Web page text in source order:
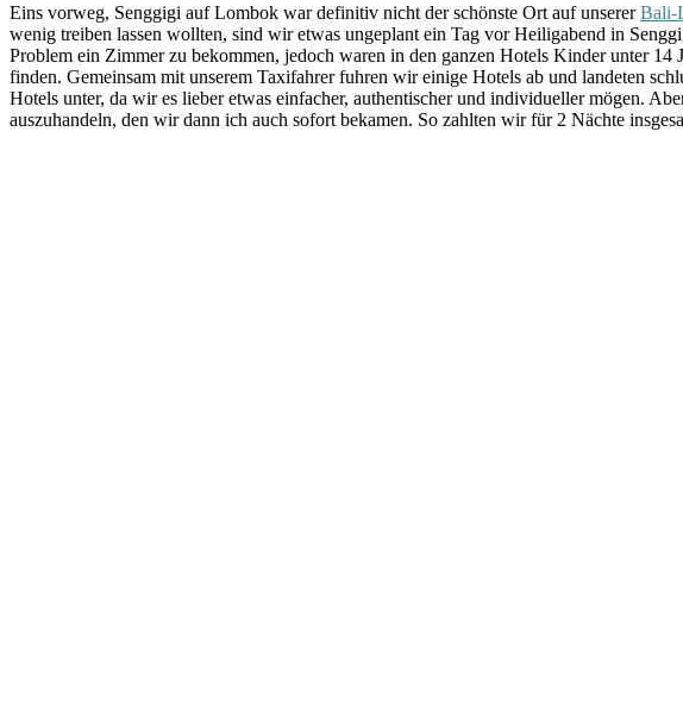
Eins vorweg, Senggigi auf Lombok war definitiv nicht der schönste Ort auf unsererBali-
wenig treiben lassen wollten, sind wir etwas ungeplant ein Tag vor Heiligabend in
Problem ein Zimmer zu bekommen, jedoch waren in den ganzen Hotels Kinder unter 14
finden. Gemeinsam mit unserem Taxifahrer fuhren wir einige Hotels ab und landeten
Hotels unter, da wir es lieber etwas einfacher, authentischer und individueller mögen.
auszuhandeln, den wir dann ich auch sofort bekamen. So zahlten wir für 2 Nächte